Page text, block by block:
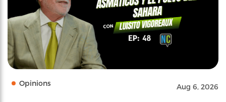
Opinions Aug 6, 2026